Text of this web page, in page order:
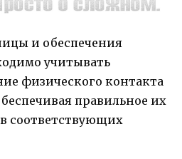
и обеспечения
учитывать
физического контакта
правильное их
соответствующих